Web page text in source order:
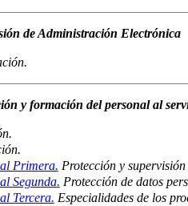
de Administración Electrónica
y formación del personal al
Primera. Protección y
Segunda. Protección de datos
Tercera. Especialidades de los